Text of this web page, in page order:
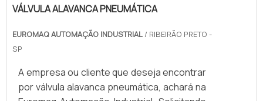
VÁLVULA ALAVANCA PNEUMÁTICA
EUROMAQ AUTOMAÇÃO INDUSTRIAL / RIBEIRÃO PRETO -
SP
A empresa ou cliente que deseja encontrar
por válvula alavanca pneumática, achará na